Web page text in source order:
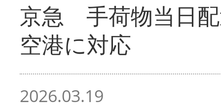
京急 手荷物当日
空港に対応
2026.03.19